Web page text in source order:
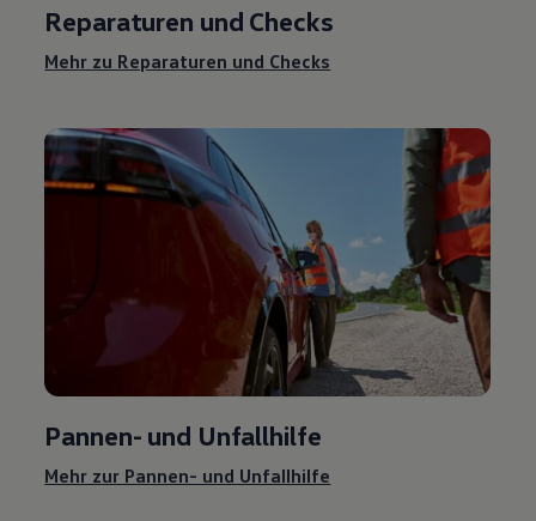
Reparaturen und Checks
Mehr zu Reparaturen und Checks
Pannen- und Unfallhilfe
Mehr zur Pannen- und Unfallhilfe